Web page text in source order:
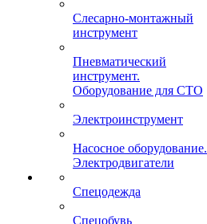
Слесарно-монтажный
инструмент
Пневматический
инструмент.
Оборудование для СТО
Электроинструмент
Насосное оборудование.
Электродвигатели
Спецодежда
Спецобувь